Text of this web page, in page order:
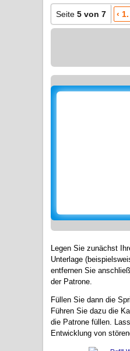
Seite 5 von 7 ‹ 1.
Legen Sie zunächst
Unterlage
entfernen Sie
der Patrone.
Füllen Sie dann die
Führen Sie dazu die
die Patrone füllen.
Entwicklung von